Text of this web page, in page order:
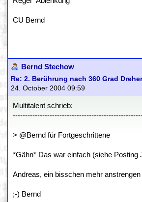
CU Bernd
Bernd Stechow
Re: 2. Berührung nach 360 Grad Dreher
24. October 2004 09:59
Multitalent schrieb:
> @Bernd für Fortgeschrittene
*Gähn* Das war einfach (siehe Posting
Andreas, ein bisschen mehr anstrengen
;-) Bernd